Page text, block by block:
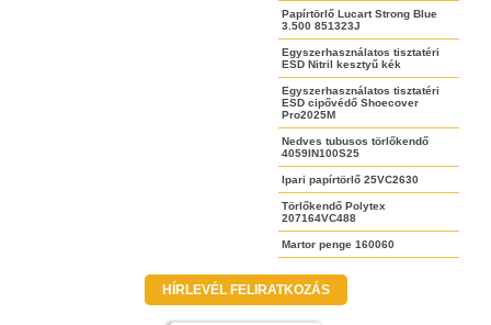
Papírtörlő Lucart Strong Blue
3.500 851323J
Egyszerhasználatos tisztatéri
ESD Nitril kesztyű kék
Egyszerhasználatos tisztatéri
ESD cipővédő Shoecover
Pro2025M
Nedves tubusos törlőkendő
4059IN100S25
Ipari papírtörlő 25VC2630
Törlőkendő Polytex
207164VC488
Martor penge 160060
HÍRLEVÉL FELIRATKOZÁS